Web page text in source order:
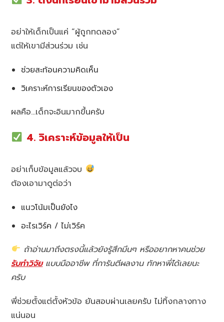
อย่าให้เด็กเป็นแค่ “ผู้ถูกทดลอง”
แต่ให้เขามีส่วนร่วม เช่น
ช่วยสะท้อนความคิดเห็น
วิเคราะห์การเรียนของตัวเอง
ผลคือ…เด็กจะอินมากขึ้นครับ
4. วิเคราะห์ข้อมูลให้เป็น
อย่าเก็บข้อมูลแล้วจบ
ต้องเอามาดูต่อว่า
แนวโน้มเป็นยังไง
อะไรเวิร์ค / ไม่เวิร์ค
ถ้าอ่านมาถึงตรงนี้แล้วยังรู้สึกมึนๆ หรืออยากหาคนช่วย
รับทำวิจัยแบบมืออาชีพ ที่การันตีผลงาน ทักหาพี่ได้เลยนะ
ครับ
พี่ช่วยตั้งแต่ตั้งหัวข้อ ยันสอบผ่านเลยครับ ไม่ทิ้งกลางทาง
แน่นอน